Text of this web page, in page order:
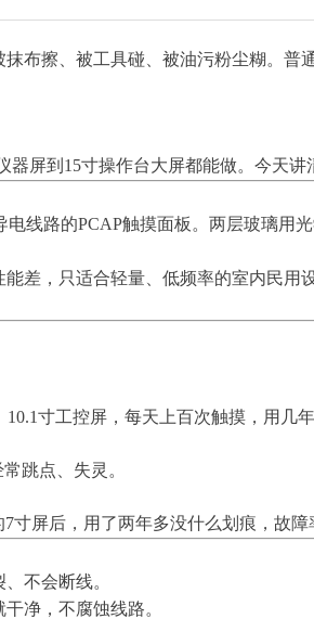
布擦、被工具碰、被油污粉尘糊。普
屏到15寸操作台大屏都能做。今天
线路的PCAP触摸面板。两层玻璃用
差，只适合轻量、低频率的室内民用
寸工控屏，每天上百次触摸，用几
跳点、失灵。
寸屏后，用了两年多没什么划痕，故
不会断线。
净，不腐蚀线路。